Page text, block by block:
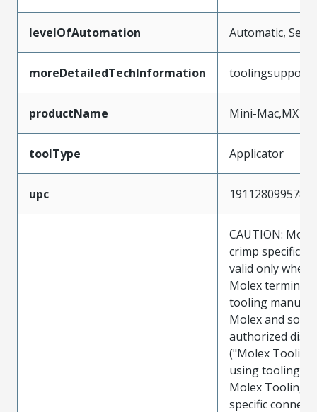
levelOfAutomation Automatic,
moreDetailedTechInformation
productName Mini-
toolType Applicator
upc 191128099578
CAUTION:
crimp
valid only when
Molex
tooling
Molex and sold
authorized
("Molex
using tooling
Molex Tooling
specific